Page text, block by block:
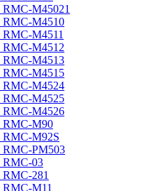
RMC-M45021
RMC-M4510
RMC-M4511
RMC-M4512
RMC-M4513
RMC-M4515
RMC-M4524
RMC-M4525
RMC-M4526
RMC-M90
RMC-M92S
RMC-PM503
RMC-03
RMC-281
RMC-M11